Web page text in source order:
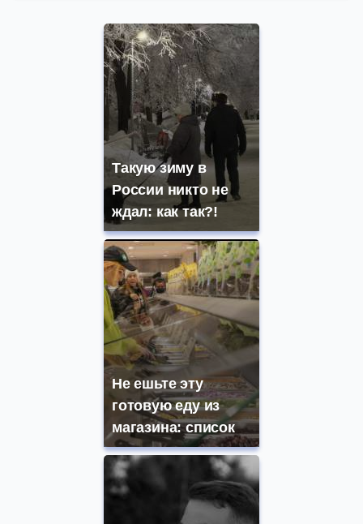
Такую зиму в
России никто не
ждал: как так?!
Не ешьте эту
готовую еду из
магазина: список